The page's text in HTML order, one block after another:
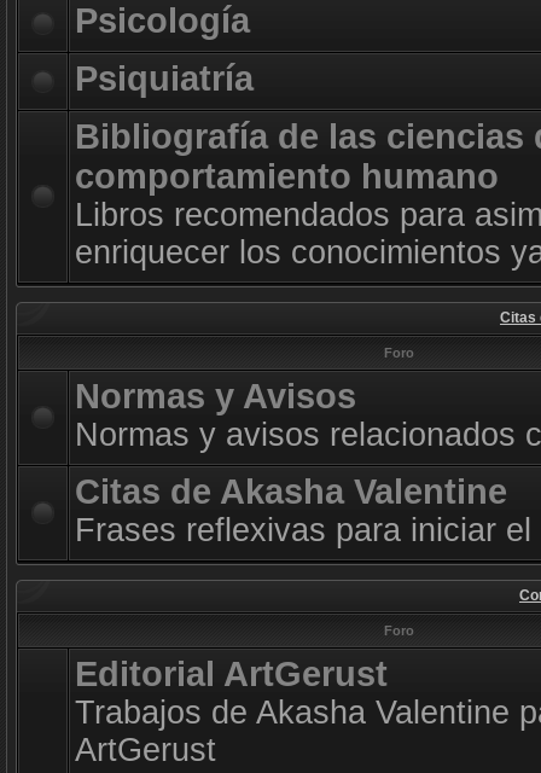
Psicología
Psiquiatría
Bibliografía de las ciencias
comportamiento humano
Libros recomendados para
enriquecer los conocimientos
Citas
Foro
Normas y Avisos
Normas y avisos relacionados
Citas de Akasha Valentine
Frases reflexivas para iniciar
Foro
Editorial ArtGerust
Trabajos de Akasha Valentine
ArtGerust